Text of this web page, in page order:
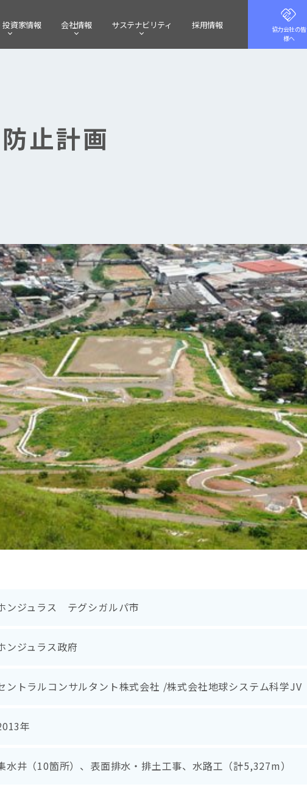
投資家情報 会社情報 サステナビリティ 採用情報
協力会社の皆
様へ
止計画
ンジュラス テグシガルパ市
ンジュラス政府
ントラルコンサルタント株式会社 /株式会社地球システム科学JV
年
水井（10箇所）、表面排水・排土工事、水路工（計5,327m）